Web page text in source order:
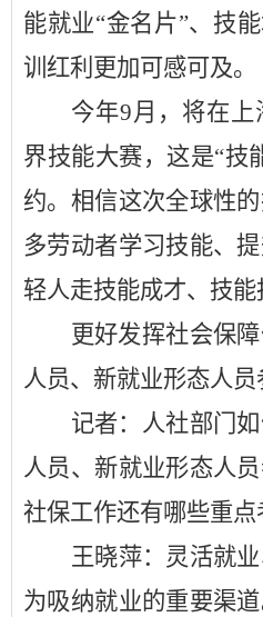
能就业“金名片”、技
训红利更加可感可及。
今年9月，将在上
界技能大赛，这是“技
约。相信这次全球性
多劳动者学习技能、
轻人走技能成才、技能
更好发挥社会保
人员、新就业形态人
记者：人社部门
人员、新就业形态人
社保工作还有哪些重点
王晓萍：灵活就业
为吸纳就业的重要渠